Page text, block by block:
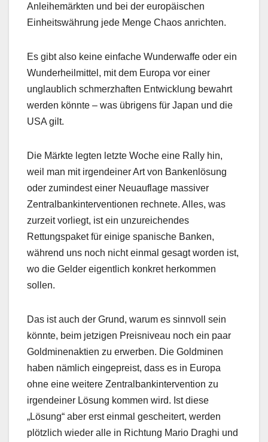
Anleihemärkten und bei der europäischen
Einheitswährung jede Menge Chaos anrichten.
Es gibt also keine einfache Wunderwaffe oder ein
Wunderheilmittel, mit dem Europa vor einer
unglaublich schmerzhaften Entwicklung bewahrt
werden könnte – was übrigens für Japan und die
USA gilt.
Die Märkte legten letzte Woche eine Rally hin,
weil man mit irgendeiner Art von Bankenlösung
oder zumindest einer Neuauflage massiver
Zentralbankinterventionen rechnete. Alles, was
zurzeit vorliegt, ist ein unzureichendes
Rettungspaket für einige spanische Banken,
während uns noch nicht einmal gesagt worden ist,
wo die Gelder eigentlich konkret herkommen
sollen.
Das ist auch der Grund, warum es sinnvoll sein
könnte, beim jetzigen Preisniveau noch ein paar
Goldminenaktien zu erwerben. Die Goldminen
haben nämlich eingepreist, dass es in Europa
ohne eine weitere Zentralbankintervention zu
irgendeiner Lösung kommen wird. Ist diese
„Lösung“ aber erst einmal gescheitert, werden
plötzlich wieder alle in Richtung Mario Draghi und